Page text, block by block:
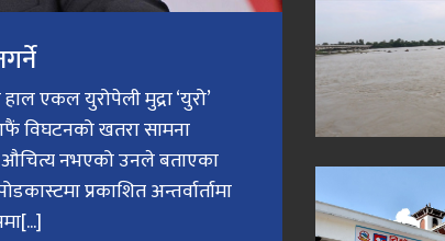
एकल युरोपेली मुद्रा ‘युरो’
विघटनको खतरा सामना
औचित्य नभएको उनले बताएका
प्रकाशित अन्तर्वार्तामा